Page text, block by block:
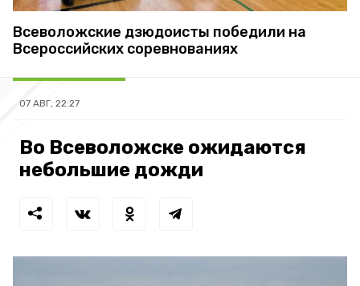
Всеволожские дзюдоисты победили на
Всероссийских соревнованиях
07 АВГ, 22:27
Во Всеволожске ожидаются
небольшие дожди